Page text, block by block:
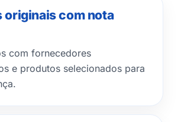
originais com nota
com fornecedores
e produtos selecionados para